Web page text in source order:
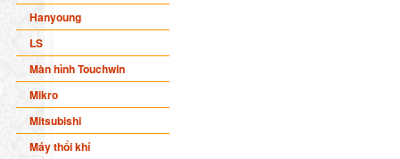
Hanyoung
LS
Màn hình Touchwin
Mikro
Mitsubishi
Máy thổi khí